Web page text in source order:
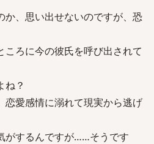
か、思い出せないのですが、恐
ろに今の彼氏を呼び出されて
ね？
恋愛感情に溺れて現実から逃げ
がするんですが……そうです